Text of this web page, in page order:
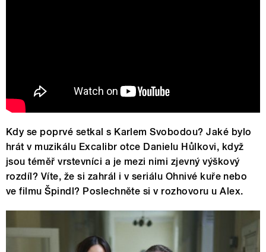
Kdy se poprvé setkal s Karlem Svobodou? Jaké bylo
hrát v muzikálu Excalibr otce Danielu Hůlkovi, když
jsou téměř vrstevníci a je mezi nimi zjevný výškový
rozdíl? Víte, že si zahrál i v seriálu Ohnivé kuře nebo
ve filmu Špindl? Poslechněte si v rozhovoru u Alex.